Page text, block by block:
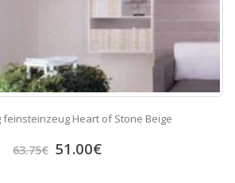
feinsteinzeug Heart of Stone Beige
63.75€ 51.00€